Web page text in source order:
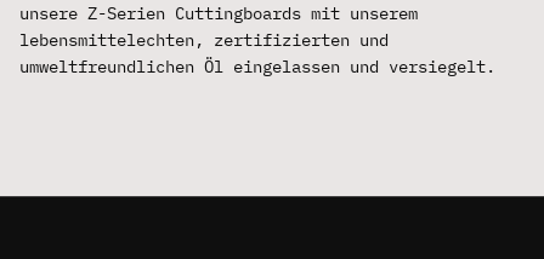
unsere Z-Serien Cuttingboards mit unserem
lebensmittelechten, zertifizierten und
umweltfreundlichen Öl eingelassen und versiegelt.